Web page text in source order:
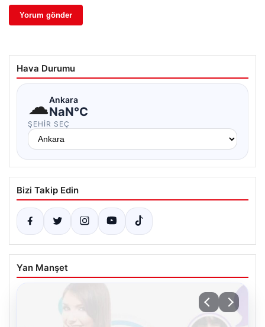
Hava Durumu
☁Ankara
NaN°C
ŞEHIR SEÇ
Bizi Takip Edin
Yan Manşet